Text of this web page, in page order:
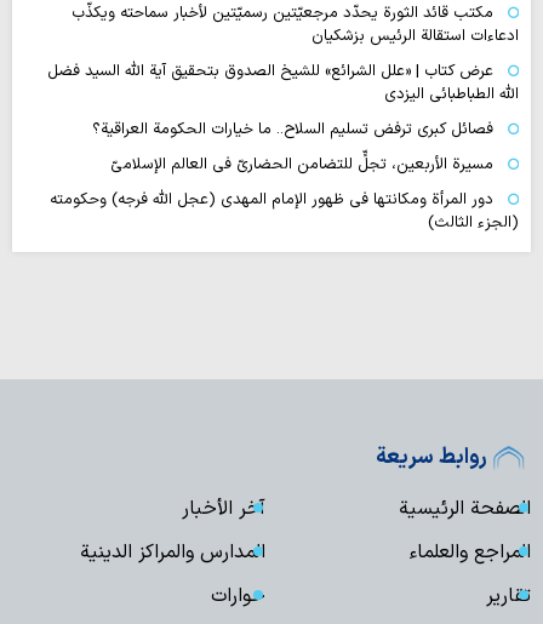
مكتب قائد الثورة يحدّد مرجعيّتين رسميّتين لأخبار سماحته ويكذّب
ادعاءات استقالة الرئيس بزشكيان
عرض كتاب | «علل الشرائع» للشيخ الصدوق بتحقيق آية الله السيد فضل
الله الطباطبائي اليزدي
فصائل كبرى ترفض تسليم السلاح.. ما خيارات الحكومة العراقية؟
مسيرة الأربعين، تجلٍّ للتضامن الحضاريّ في العالم الإسلاميّ
دور المرأة ومكانتها في ظهور الإمام المهدي (عجل الله فرجه) وحكومته
(الجزء الثالث)
روابط سريعة
الصفحة الرئيسية
آخر الأخبار
المراجع والعلماء
المدارس والمراكز الدينية
تقارير
حوارات